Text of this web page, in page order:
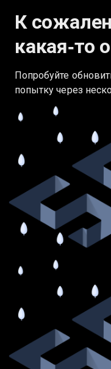
К
какая‑то
Попробуйте
попытку через